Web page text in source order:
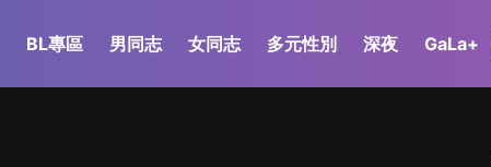
BL專區 男同志 女同志 多元性別 深夜 GaLa+